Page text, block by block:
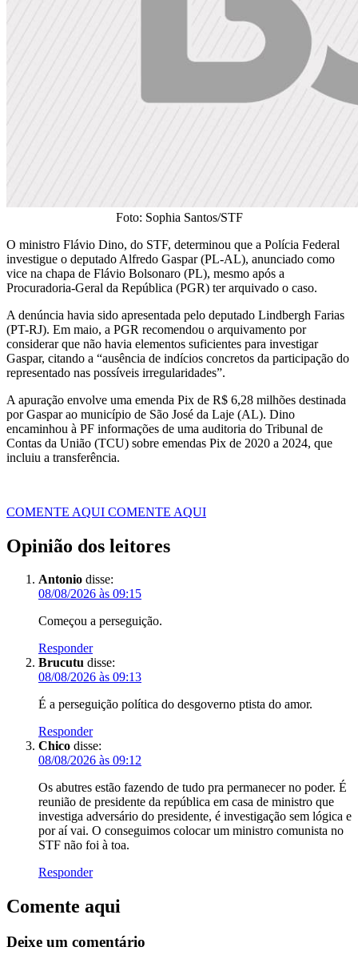
Foto: Sophia Santos/STF
O ministro Flávio Dino, do STF, determinou que a Polícia Federal
investigue o deputado Alfredo Gaspar (PL-AL), anunciado como
vice na chapa de Flávio Bolsonaro (PL), mesmo após a
Procuradoria-Geral da República (PGR) ter arquivado o caso.
A denúncia havia sido apresentada pelo deputado Lindbergh Farias
(PT-RJ). Em maio, a PGR recomendou o arquivamento por
considerar que não havia elementos suficientes para investigar
Gaspar, citando a “ausência de indícios concretos da participação do
representado nas possíveis irregularidades”.
A apuração envolve uma emenda Pix de R$ 6,28 milhões destinada
por Gaspar ao município de São José da Laje (AL). Dino
encaminhou à PF informações de uma auditoria do Tribunal de
Contas da União (TCU) sobre emendas Pix de 2020 a 2024, que
incluiu a transferência.
COMENTE AQUI COMENTE AQUI
Opinião dos leitores
Antonio disse:
08/08/2026 às 09:15
Começou a perseguição.
Responder
Brucutu disse:
08/08/2026 às 09:13
É a perseguição política do desgoverno ptista do amor.
Responder
Chico disse:
08/08/2026 às 09:12
Os abutres estão fazendo de tudo pra permanecer no poder. É
reunião de presidente da república em casa de ministro que
investiga adversário do presidente, é investigação sem lógica e
por aí vai. O conseguimos colocar um ministro comunista no
STF não foi à toa.
Responder
Comente aqui
Deixe um comentário